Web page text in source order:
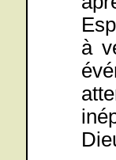
à